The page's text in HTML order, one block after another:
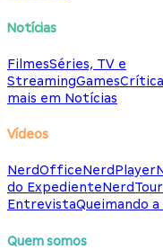
Notícias
FilmesSéries, TV e
StreamingGames
mais em Notícias
Vídeos
NerdOfficeNerdPlayer
do ExpedienteNerdTour
EntrevistaQueimando a
Quem somos